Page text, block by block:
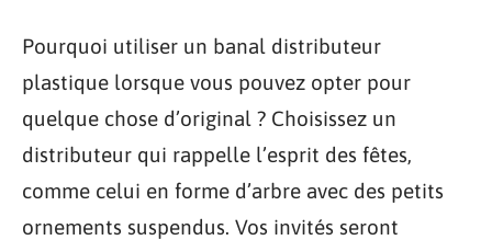
Pourquoi utiliser un banal distributeur
plastique lorsque vous pouvez opter pour
quelque chose d’original ? Choisissez un
distributeur qui rappelle l’esprit des fêtes,
comme celui en forme d’arbre avec des petits
ornements suspendus. Vos invités seront